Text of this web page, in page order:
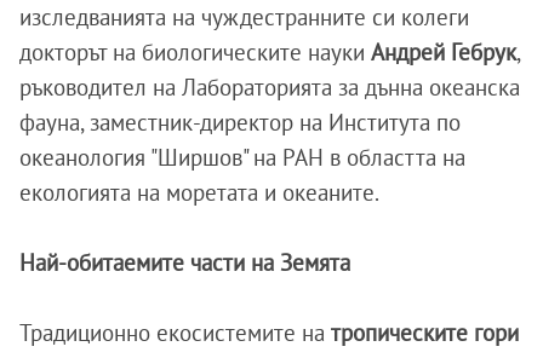
изследванията на чуждестранните си колеги
докторът на биологическите науки Андрей Гебрук,
ръководител на Лабораторията за дънна океанска
фауна, заместник-директор на Института по
океанология "Ширшов" на РАН в областта на
екологията на моретата и океаните.
Най-обитаемите части на Земята
Традиционно екосистемите на тропическите гори